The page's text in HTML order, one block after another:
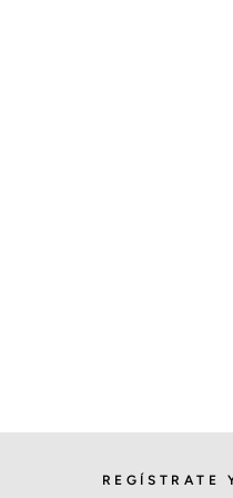
REGÍSTRATE